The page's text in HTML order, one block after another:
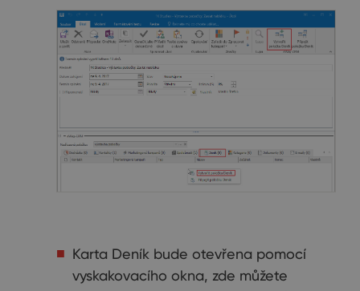
Karta Deník bude otevřena pomocí
vyskakovacího okna, zde můžete